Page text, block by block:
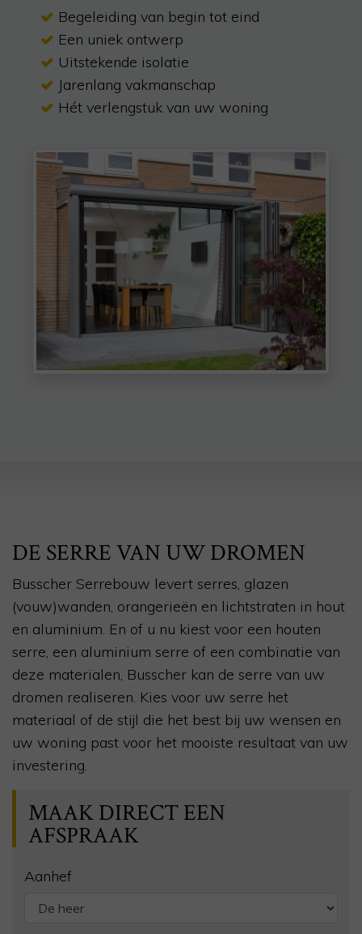
Begeleiding van begin tot eind
Een uniek ontwerp
Uitstekende isolatie
Jarenlang vakmanschap
Hét verlengstuk van uw woning
DE SERRE VAN UW DROMEN
Busscher Serrebouw levert serres, glazen
(vouw)wanden, orangerieën en lichtstraten in hout
en aluminium. En of u nu kiest voor een houten
serre, een aluminium serre of een combinatie van
deze materialen, Busscher kan de serre van uw
dromen realiseren. Kies voor uw serre het
materiaal of de stijl die het best bij uw wensen en
uw woning past voor het mooiste resultaat van uw
investering.
MAAK DIRECT EEN
AFSPRAAK
Aanhef